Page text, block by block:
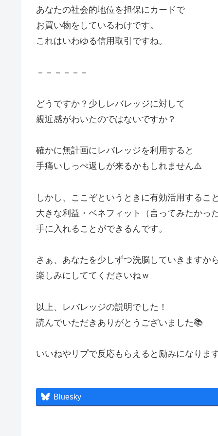
あなたの社会的地位を担保にカードで
お買い物をしているわけです。
これはいわゆる信用取引ですね。
－－－－－－
どうですか？少しレバレッジに対して
親近感がわいたのではないですか？
確かに無計画にレバレッジを利用すると
手痛いしっぺ返しが来るかもしれません⚠️
しかし、ここぞというときに有効活用するこ
大きな利益・ベネフィット（言ってみたかっ
手に入れることができるんです。
さぁ、あなたを少しずつ洗脳していきますから
楽しみにしててくださいねｗ
以上、レバレッジの説明でした！
読んでいただきありがとうございました📚
いいねやリプで反応もらえると励みになります
Bluesky